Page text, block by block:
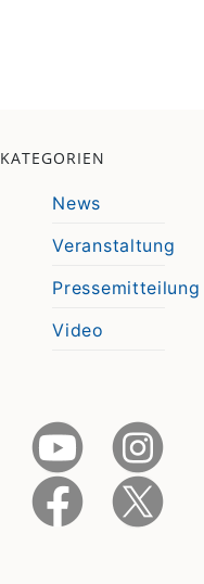
KATEGORIEN
News
Veranstaltung
Pressemitteilung
Video